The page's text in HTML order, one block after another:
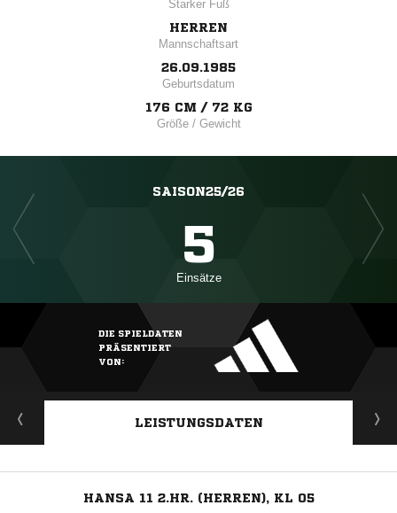
Starker Fuß
HERREN
Mannschaftsart
26.09.1985
Geburtsdatum
176 CM / 72 KG
Größe / Gewicht
SAISON25/26
5
Einsätze
DIE SPIELDATEN
PRÄSENTIERT
VON:
LEISTUNGSDATEN
HANSA 11 2.HR. (HERREN), KL 05